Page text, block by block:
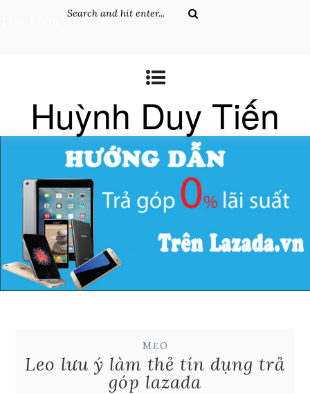
Huỳnh Duy Tiến
MẸO
Leo lưu ý làm thẻ tín dụng trả
góp lazada